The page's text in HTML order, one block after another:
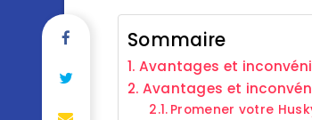
Sommaire
Avantages et
Avantages et
Promener votre